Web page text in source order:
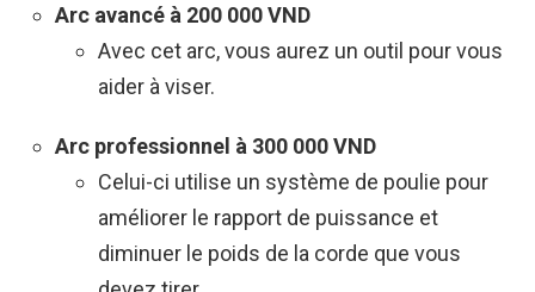
Arc avancé à 200 000 VND
Avec cet arc, vous aurez un outil pour vous
aider à viser.
Arc professionnel à 300 000 VND
Celui-ci utilise un système de poulie pour
améliorer le rapport de puissance et
diminuer le poids de la corde que vous